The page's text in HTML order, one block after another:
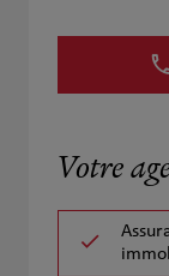
Votre